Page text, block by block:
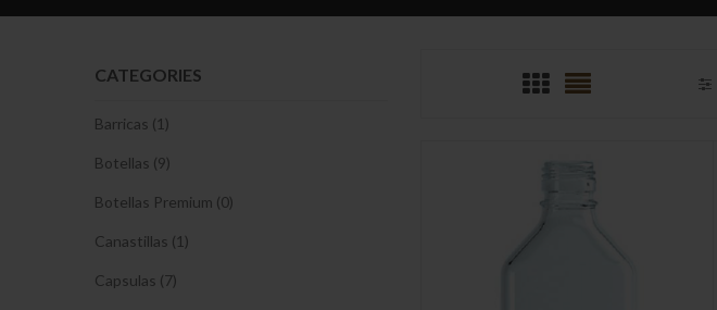
CATEGORIES
Barricas (1)
Botellas (9)
Botellas Premium (0)
Canastillas (1)
Capsulas (7)